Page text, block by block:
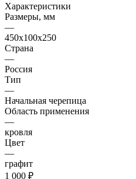
Характеристики
Размеры, мм
—
450x100x250
Страна
—
Россия
Тип
—
Начальная черепица
Область применения
—
кровля
Цвет
—
графит
1 000 ₽